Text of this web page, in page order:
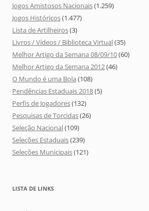
Jogos Amistosos Nacionais(1.259)
Jogos Históricos(1.477)
Lista de Artilheiros(3)
Livros / Vídeos / Biblioteca Virtual(35)
Melhor Artigo da Semana 08/09/10(60)
Melhor Artigo da Semana 2012(46)
O Mundo é uma Bola (108)
Pendências Estaduais 2018(5)
Perfis de Jogadores(132)
Pesquisas de Torcidas(26)
Seleção Nacional(109)
Seleções Estaduais(239)
Seleções Municipais(121)
LISTA DE LINKS